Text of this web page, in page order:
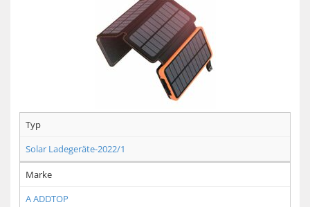
Typ
Solar Ladegeräte-2022/1
Marke
A ADDTOP